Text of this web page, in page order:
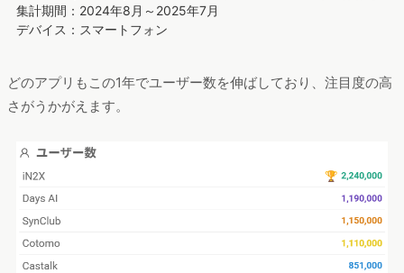
集計期間：2024年8月～2025年7月
デバイス：スマートフォン
どのアプリもこの1年でユーザー数を伸ばしており、注目度の高
さがうかがえます。